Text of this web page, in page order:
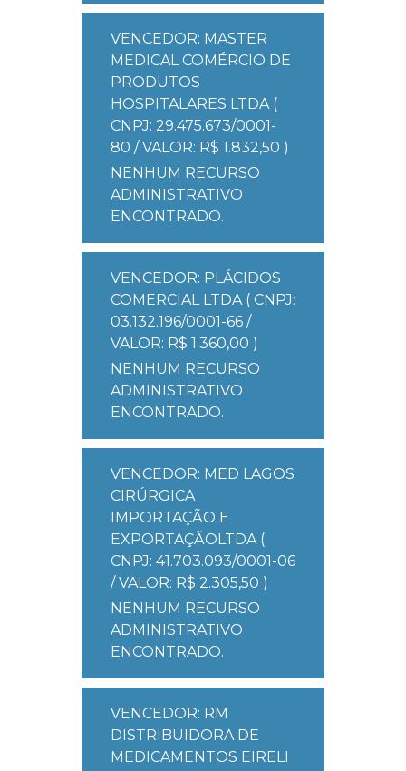
VENCEDOR: MASTER
MEDICAL COMÉRCIO DE
PRODUTOS
HOSPITALARES LTDA (
CNPJ: 29.475.673/0001-
80 / VALOR: R$ 1.832,50 )
NENHUM RECURSO
ADMINISTRATIVO
ENCONTRADO.
VENCEDOR: PLÁCIDOS
COMERCIAL LTDA ( CNPJ:
03.132.196/0001-66 /
VALOR: R$ 1.360,00 )
NENHUM RECURSO
ADMINISTRATIVO
ENCONTRADO.
VENCEDOR: MED LAGOS
CIRÚRGICA
IMPORTAÇÃO E
EXPORTAÇÃOLTDA (
CNPJ: 41.703.093/0001-06
/ VALOR: R$ 2.305,50 )
NENHUM RECURSO
ADMINISTRATIVO
ENCONTRADO.
VENCEDOR: RM
DISTRIBUIDORA DE
MEDICAMENTOS EIRELI